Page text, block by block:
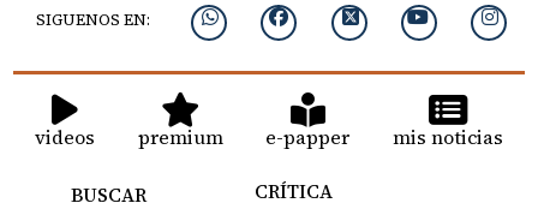
SIGUENOS EN:
videos premium e-papper mis noticias
BUSCAR
CRÍTICA